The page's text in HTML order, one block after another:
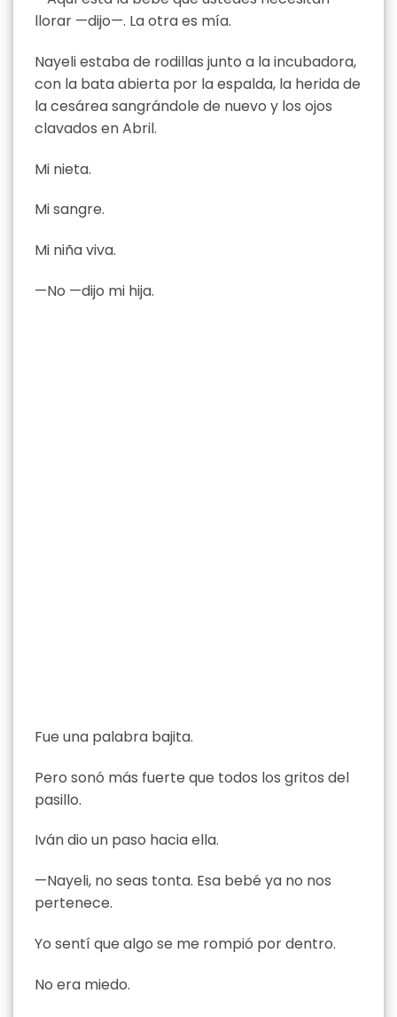
llorar —dijo—. La otra es mía.
Nayeli estaba de rodillas junto a la incubadora,
con la bata abierta por la espalda, la herida de
la cesárea sangrándole de nuevo y los ojos
clavados en Abril.
Mi nieta.
Mi sangre.
Mi niña viva.
—No —dijo mi hija.
Fue una palabra bajita.
Pero sonó más fuerte que todos los gritos del
pasillo.
Iván dio un paso hacia ella.
—Nayeli, no seas tonta. Esa bebé ya no nos
pertenece.
Yo sentí que algo se me rompió por dentro.
No era miedo.